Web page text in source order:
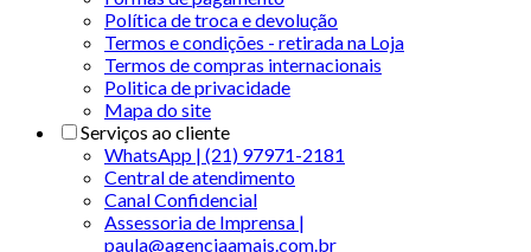
Política de troca e devolução
Termos e condições - retirada na Loja
Termos de compras internacionais
Politica de privacidade
Mapa do site
Serviços ao cliente
WhatsApp | (21) 97971-2181
Central de atendimento
Canal Confidencial
Assessoria de Imprensa |
paula@agenciaamais.com.br